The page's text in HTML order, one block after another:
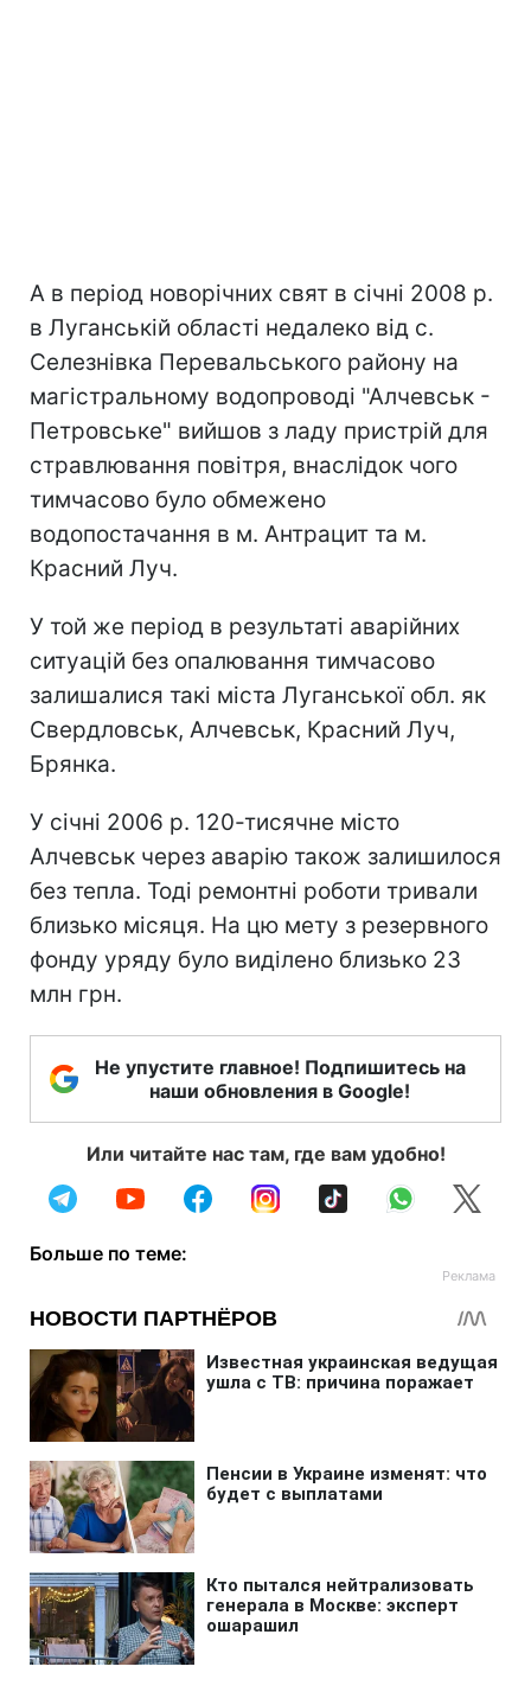
А в період новорічних свят в січні 2008 р.
в Луганській області недалеко від с.
Селезнівка Перевальського району на
магістральному водопроводі "Алчевськ -
Петровське" вийшов з ладу пристрій для
стравлювання повітря, внаслідок чого
тимчасово було обмежено
водопостачання в м. Антрацит та м.
Красний Луч.
У той же період в результаті аварійних
ситуацій без опалювання тимчасово
залишалися такі міста Луганської обл. як
Свердловськ, Алчевськ, Красний Луч,
Брянка.
У січні 2006 р. 120-тисячне місто
Алчевськ через аварію також залишилося
без тепла. Тоді ремонтні роботи тривали
близько місяця. На цю мету з резервного
фонду уряду було виділено близько 23
млн грн.
Не упустите главное! Подпишитесь на
наши обновления в Google!
Или читайте нас там, где вам удобно!
Больше по теме: